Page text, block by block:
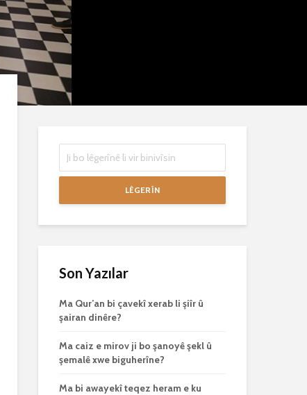
LÊGERÎN
Son Yazılar
Ma Qur’an bi çavekî xerab li şiîr û
şairan dinêre?
Ma caiz e mirov ji bo şanoyê şekl û
şemalê xwe biguherîne?
Ma bi awayekî teqez heram e ku